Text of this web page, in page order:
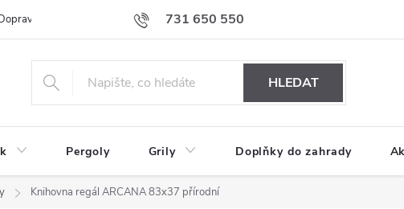
731 650 550
nábytku k Vám Podmínky ochrany osobních údajů
HLEDAT
Pergoly Grily Doplňky do zahrady
Knihovna regál ARCANA 83x37 přírodní